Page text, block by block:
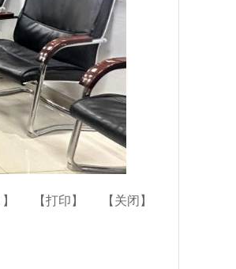
】 【打印 】 【 关闭 】